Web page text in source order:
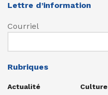
Lettre d’information
Courriel
Rubriques
Actualité
Culture